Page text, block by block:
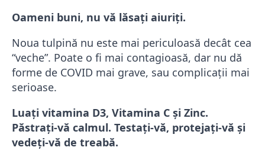
Oameni buni, nu vă lăsați aiuriți.
Noua tulpină nu este mai periculoasă decât cea
“veche”. Poate o fi mai contagioasă, dar nu dă
forme de COVID mai grave, sau complicații mai
serioase.
Luați vitamina D3, Vitamina C și Zinc.
Păstrați-vă calmul. Testați-vă, protejați-vă și
vedeți-vă de treabă.